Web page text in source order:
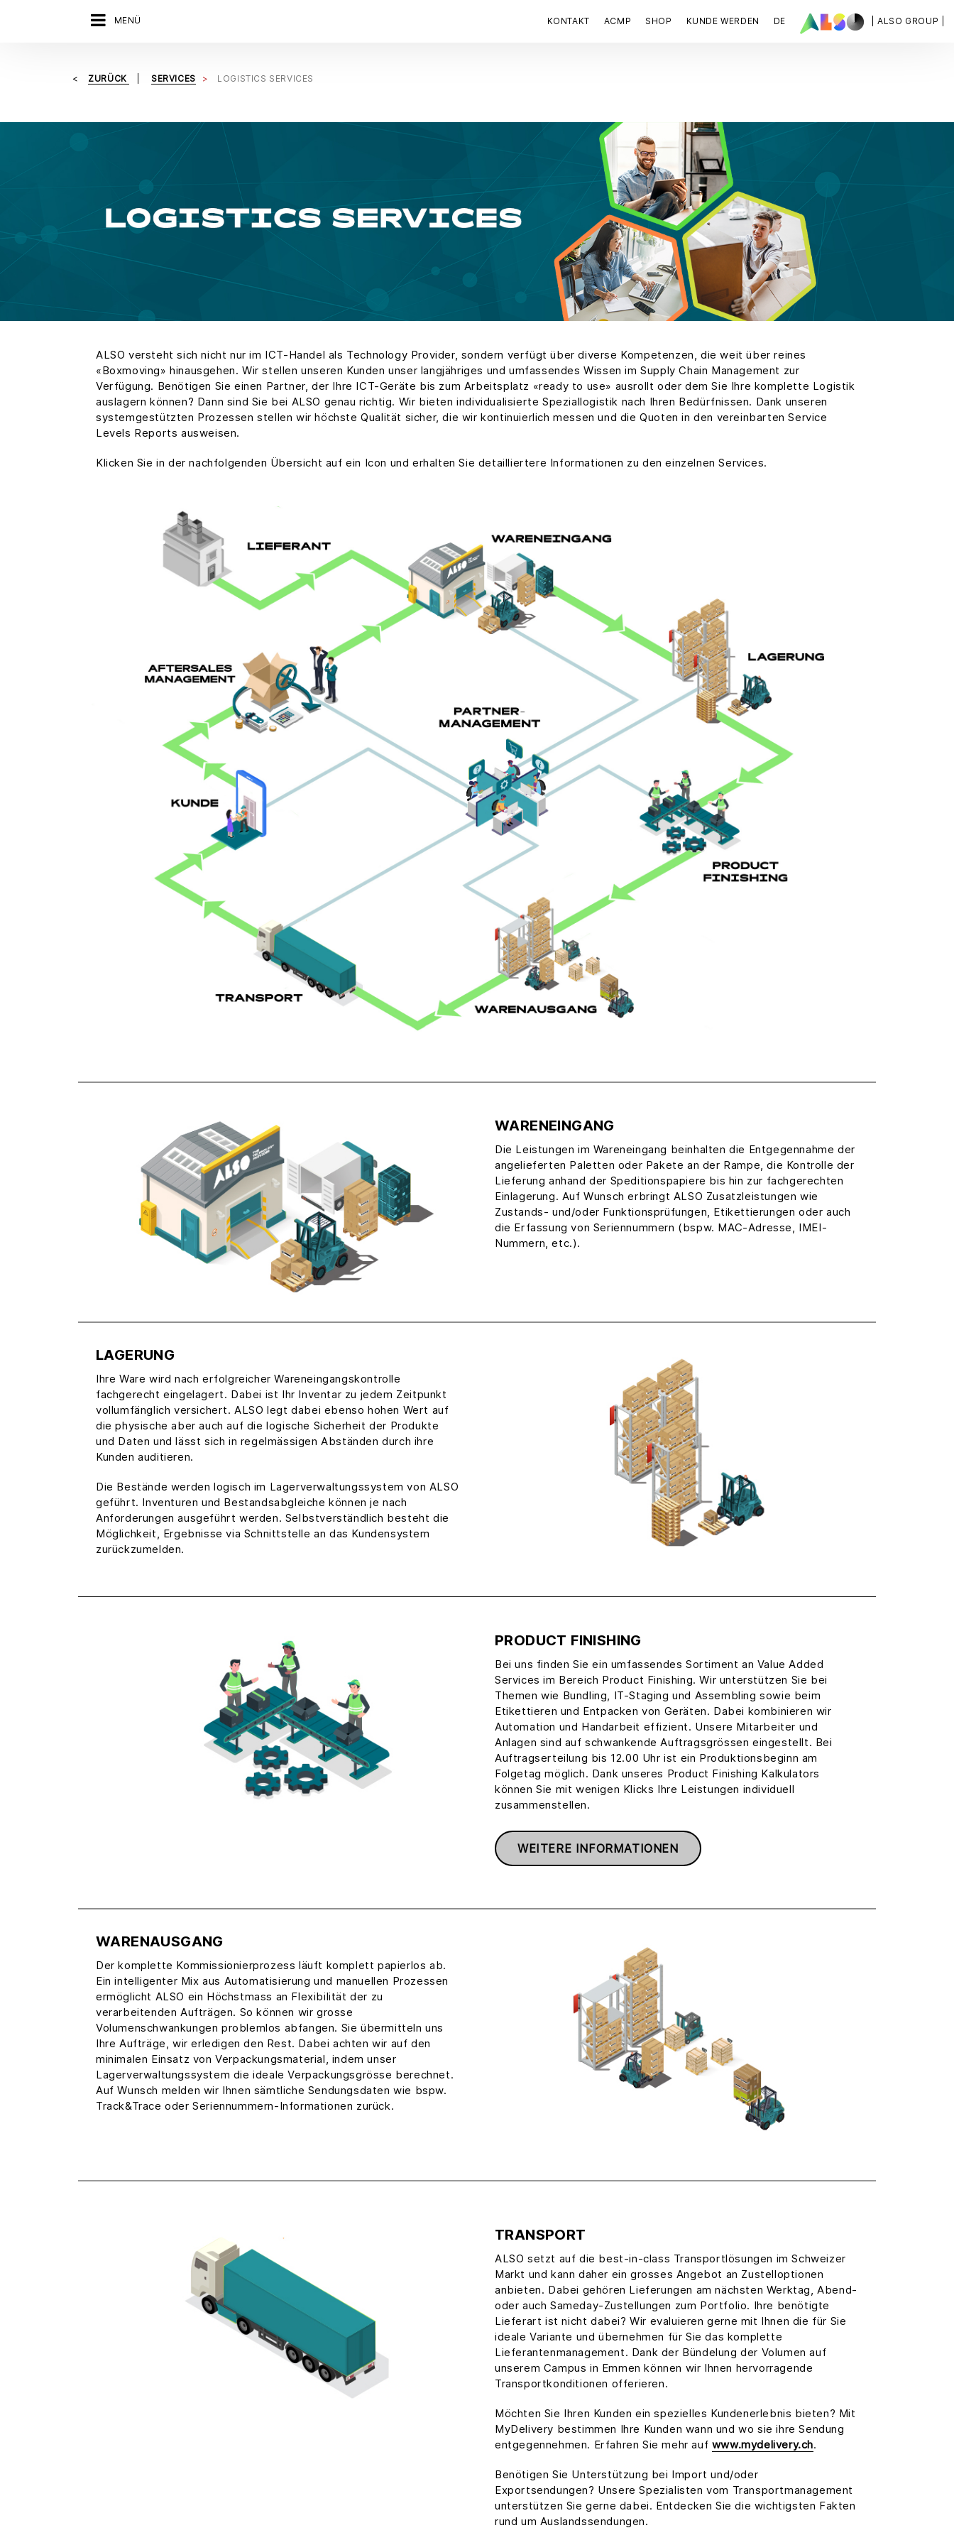
MENÜ | ALSO GROUP |
KONTAKT ACMP SHOP KUNDE WERDEN DE
ZURÜCK SERVICES LOGISTICS SERVICES
ALSO versteht sich nicht nur im ICT-Handel als Technology Provider, sondern verfügt über diverse Kompetenzen, die weit über reines
«Boxmoving» hinausgehen. Wir stellen unseren Kunden unser langjähriges und umfassendes Wissen im Supply Chain Management zur
Verfügung. Benötigen Sie einen Partner, der Ihre ICT-Geräte bis zum Arbeitsplatz «ready to use» ausrollt oder dem Sie Ihre komplette Logistik
auslagern können? Dann sind Sie bei ALSO genau richtig. Wir bieten individualisierte Speziallogistik nach Ihren Bedürfnissen. Dank unseren
systemgestützten Prozessen stellen wir höchste Qualität sicher, die wir kontinuierlich messen und die Quoten in den vereinbarten Service
Levels Reports ausweisen.
Klicken Sie in der nachfolgenden Übersicht auf ein Icon und erhalten Sie detailliertere Informationen zu den einzelnen Services.
WARENEINGANG
Die Leistungen im Wareneingang beinhalten die Entgegennahme der
angelieferten Paletten oder Pakete an der Rampe, die Kontrolle der
Lieferung anhand der Speditionspapiere bis hin zur fachgerechten
Einlagerung. Auf Wunsch erbringt ALSO Zusatzleistungen wie
Zustands- und/oder Funktionsprüfungen, Etikettierungen oder auch
die Erfassung von Seriennummern (bspw. MAC-Adresse, IMEI-
Nummern, etc.).
LAGERUNG
Ihre Ware wird nach erfolgreicher Wareneingangskontrolle
fachgerecht eingelagert. Dabei ist Ihr Inventar zu jedem Zeitpunkt
vollumfänglich versichert. ALSO legt dabei ebenso hohen Wert auf
die physische aber auch auf die logische Sicherheit der Produkte
und Daten und lässt sich in regelmässigen Abständen durch ihre
Kunden auditieren.
Die Bestände werden logisch im Lagerverwaltungssystem von ALSO
geführt. Inventuren und Bestandsabgleiche können je nach
Anforderungen ausgeführt werden. Selbstverständlich besteht die
Möglichkeit, Ergebnisse via Schnittstelle an das Kundensystem
zurückzumelden.
PRODUCT FINISHING
Bei uns finden Sie ein umfassendes Sortiment an Value Added
Services im Bereich Product Finishing. Wir unterstützen Sie bei
Themen wie Bundling, IT-Staging und Assembling sowie beim
Etikettieren und Entpacken von Geräten. Dabei kombinieren wir
Automation und Handarbeit effizient. Unsere Mitarbeiter und
Anlagen sind auf schwankende Auftragsgrössen eingestellt. Bei
Auftragserteilung bis 12.00 Uhr ist ein Produktionsbeginn am
Folgetag möglich. Dank unseres Product Finishing Kalkulators
können Sie mit wenigen Klicks Ihre Leistungen individuell
zusammenstellen.
WEITERE INFORMATIONEN
WARENAUSGANG
Der komplette Kommissionierprozess läuft komplett papierlos ab.
Ein intelligenter Mix aus Automatisierung und manuellen Prozessen
ermöglicht ALSO ein Höchstmass an Flexibilität der zu
verarbeitenden Aufträgen. So können wir grosse
Volumenschwankungen problemlos abfangen. Sie übermitteln uns
Ihre Aufträge, wir erledigen den Rest. Dabei achten wir auf den
minimalen Einsatz von Verpackungsmaterial, indem unser
Lagerverwaltungssystem die ideale Verpackungsgrösse berechnet.
Auf Wunsch melden wir Ihnen sämtliche Sendungsdaten wie bspw.
Track&Trace oder Seriennummern-Informationen zurück.
TRANSPORT
ALSO setzt auf die best-in-class Transportlösungen im Schweizer
Markt und kann daher ein grosses Angebot an Zustelloptionen
anbieten. Dabei gehören Lieferungen am nächsten Werktag, Abend-
oder auch Sameday-Zustellungen zum Portfolio. Ihre benötigte
Lieferart ist nicht dabei? Wir evaluieren gerne mit Ihnen die für Sie
ideale Variante und übernehmen für Sie das komplette
Lieferantenmanagement. Dank der Bündelung der Volumen auf
unserem Campus in Emmen können wir Ihnen hervorragende
Transportkonditionen offerieren.
Möchten Sie Ihren Kunden ein spezielles Kundenerlebnis bieten? Mit
MyDelivery bestimmen Ihre Kunden wann und wo sie ihre Sendung
entgegennehmen. Erfahren Sie mehr auf www.mydelivery.ch.
Benötigen Sie Unterstützung bei Import und/oder
Exportsendungen? Unsere Spezialisten vom Transportmanagement
unterstützen Sie gerne dabei. Entdecken Sie die wichtigsten Fakten
rund um Auslandssendungen.